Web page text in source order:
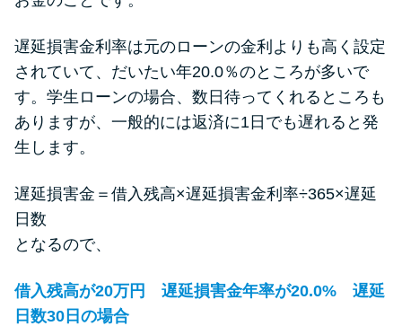
遅延損害金利率は元のローンの金利よりも高く設定
されていて、だいたい年20.0％のところが多いで
す。学生ローンの場合、数日待ってくれるところも
ありますが、一般的には返済に1日でも遅れると発
生します。
遅延損害金＝借入残高×遅延損害金利率÷365×遅延
日数
となるので、
借入残高が20万円 遅延損害金年率が20.0% 遅延
日数30日の場合